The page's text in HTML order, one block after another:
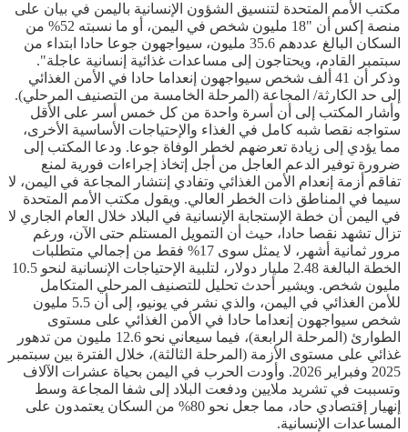
مكتب الأمم المتحدة لتنسيق الشؤون الإنسانية باليمن في بيان على
منصة إكس أن "18 مليون شخص في اليمن، أو ما نسبته 52% من
السكان البالغ عددهم 35.6 مليون، سيواجهون جوعا حادا ابتداء من
سبتمبر القادم، ويحتاجون إلى مساعدات غذائية إنسانية عاجلة".
وذكر أن 41 ألف شخص سيواجهون إنعداما حادا في الأمن الغذائي
إلى حد الكارثة/ المجاعة (المرحلة الخامسة من التصنيف المرحلي).
وأشار المكتب إلى أن أسرة واحدة من كل خمس أسر على الأقل
ستواجه نقصا شبه كامل في الغذاء والإحتياجات الأساسية الأخرى،
مما يؤدي إلى زيادة تعرضهم لخطر الوفاة جوعا. ودعا المكتب إلى
ضرورة توفير الدعم العاجل من أجل إتخاذ إجراءات فورية لمنع
تفاقم أزمة إنعدام الأمن الغذائي وتفادي إنتشار المجاعة في اليمن، لا
سيما في المناطق ذات الخطر العالي. ويقول مكتب الأمم المتحدة
في اليمن أن خطة الإستجابة الإنسانية في البلاد خلال العام الجاري لا
تزال تشهد نقصا حادا، حيث أن التمويل المستلم حتى الآن، ورغم
مرور ثمانية أشهر، لا يمثل سوى 17% فقط من إجمالي متطلبات
الخطة البالغة 2.48 مليار دولار، لتلبية الإحتياجات الإنسانية لنحو 10.5
مليون شخص. ويشير أحدث تحليل للتصنيف المرحلي المتكامل
للأمن الغذائي في اليمن، والذي نشر في يونيو، إلى أن 5.5 مليون
شخص سيواجهون إنعداما حادا في الأمن الغذائي على مستوى
الطوارئ (المرحلة الرابعة)، فيما سيعاني نحو 12.6 مليون من تدهور
غذائي على مستوى الأزمة (المرحلة الثالثة)، خلال الفترة بين سبتمبر
2025 وفبراير 2026. وأودت الحرب في اليمن بحياة عشرات الآلاف
وتسببت في تشريد ملايين ودفعت البلاد إلى شفا المجاعة وسط
إنهيار إقتصادي حاد، مما جعل نحو 80% من السكان يعتمدون على
المساعدات الإنسانية.